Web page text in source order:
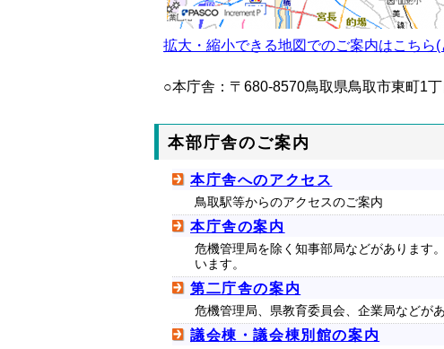
拡大・縮小できる地図でのご案内はこちら
○本庁舎：〒680-8570鳥取県鳥取市東町1
本部庁舎のご案内
本庁舎へのアクセス
鳥取駅等からのアクセスのご案内
本庁舎の案内
危機管理局を除く知事部局などがあります
います。
第二庁舎の案内
危機管理局、県教育委員会、企業局などが
議会棟・議会棟別館の案内